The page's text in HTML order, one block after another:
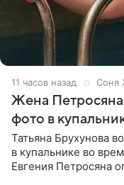
11 часов назад Соня
Жена
фото в
Татьяна Брухунова
в купальнике во
Евгения Петросяна